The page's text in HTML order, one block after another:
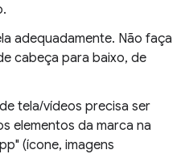
adequadamente. Não faça
cabeça para baixo, de
tela/vídeos precisa ser
elementos da marca na
(ícone, imagens